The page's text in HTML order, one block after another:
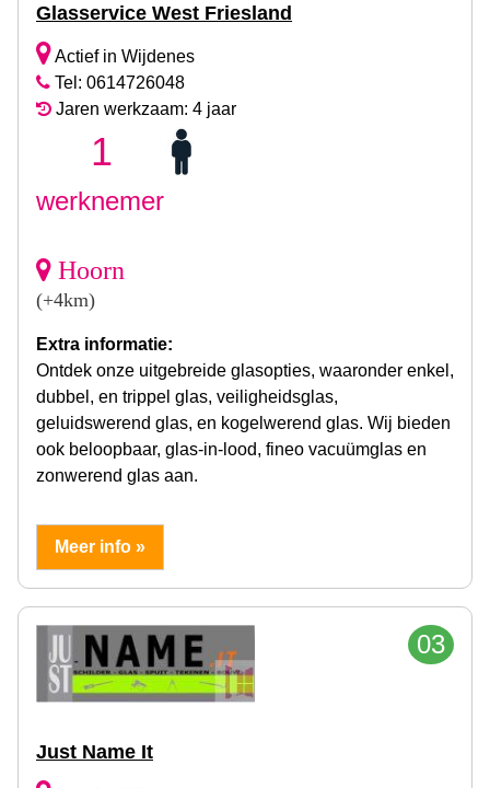
Glasservice West Friesland
Actief in Wijdenes
Tel: 0614726048
Jaren werkzaam: 4 jaar
1
werknemer
Hoorn
(+4km)
Extra informatie:
Ontdek onze uitgebreide glasopties, waaronder enkel,
dubbel, en trippel glas, veiligheidsglas,
geluidswerend glas, en kogelwerend glas. Wij bieden
ook beloopbaar, glas-in-lood, fineo vacuümglas en
zonwerend glas aan.
Meer info »
03
Just Name It